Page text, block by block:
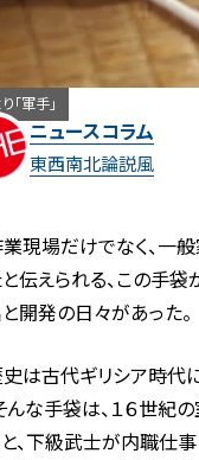
「軍手」
ニュースコラム
東西南北論説風
現場だけでなく、一
伝えられる、この手
開発の日々があった。
は古代ギリシア時代
んな手袋は、１６世
、下級武士が内職仕